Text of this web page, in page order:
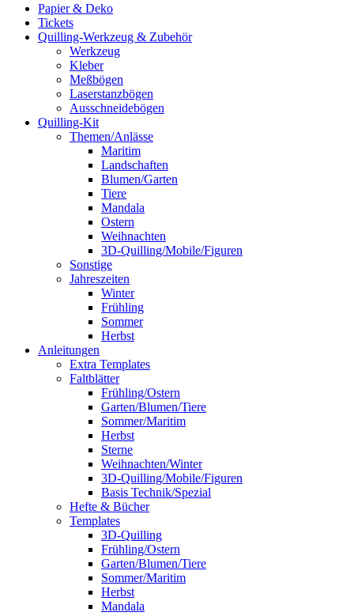
Papier & Deko
Tickets
Quilling-Werkzeug & Zubehör
Werkzeug
Kleber
Meßbögen
Laserstanzbögen
Ausschneidebögen
Quilling-Kit
Themen/Anlässe
Maritim
Landschaften
Blumen/Garten
Tiere
Mandala
Ostern
Weihnachten
3D-Quilling/Mobile/Figuren
Sonstige
Jahreszeiten
Winter
Frühling
Sommer
Herbst
Anleitungen
Extra Templates
Faltblätter
Frühling/Ostern
Garten/Blumen/Tiere
Sommer/Maritim
Herbst
Sterne
Weihnachten/Winter
3D-Quilling/Mobile/Figuren
Basis Technik/Spezial
Hefte & Bücher
Templates
3D-Quilling
Frühling/Ostern
Garten/Blumen/Tiere
Sommer/Maritim
Herbst
Mandala